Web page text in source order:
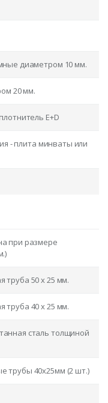
диаметром 10 мм.
20 мм.
E+D
- плита минваты или
при размере
труба 50 х 25 мм.
труба 40 х 25 мм.
сталь толщиной
трубы 40х25мм (2 шт.)